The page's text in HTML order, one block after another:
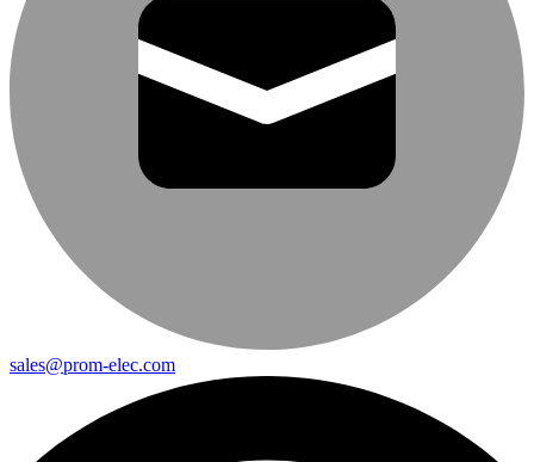
sales@prom-elec.com